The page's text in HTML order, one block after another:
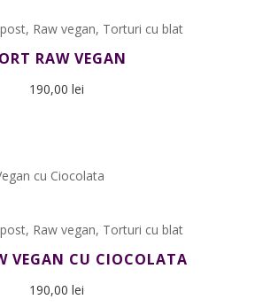
, Raw vegan, Torturi cu blat
RAW VEGAN
190,00 lei
, Raw vegan, Torturi cu blat
VEGAN CU CIOCOLATA
190,00 lei